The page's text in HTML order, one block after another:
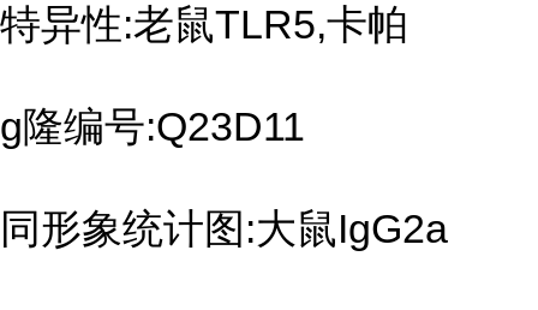
特异性:老鼠TLR5,卡帕
g隆编号:Q23D11
同形象统计图:大鼠IgG2a